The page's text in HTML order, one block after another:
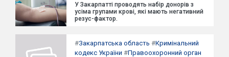
У Закарпатті проводять набір донорів з
усіма групами крові, які мають негативний
резус-фактор.
#Закарпатська область #Кримінальний
кодекс України #Правоохоронний орган